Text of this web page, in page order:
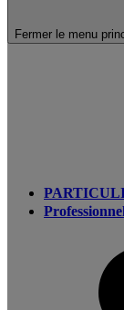
Fermer le menu